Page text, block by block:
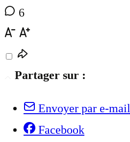
6
Partager sur :
Envoyer par e-mail
Facebook